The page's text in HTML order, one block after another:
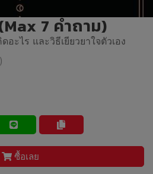
7 คำถาม)
ะไร และวิธีเยียวยาใจตัวเอง
ซื้อเลย